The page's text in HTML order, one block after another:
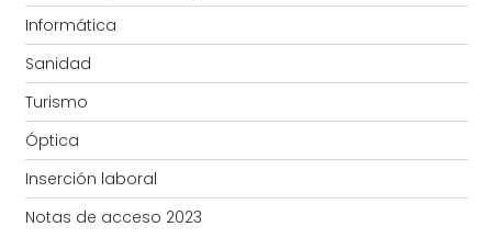
Informática
Sanidad
Turismo
Óptica
Inserción laboral
Notas de acceso 2023